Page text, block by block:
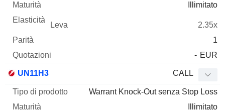
Illimitato
2.35x
1
- EUR
UN11H3 CALL
Warrant Knock-Out senza Stop Loss
Illimitato